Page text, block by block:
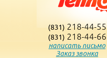
(831) 218-44-55
(831) 218-44-66
написать письмо
Заказ звонка